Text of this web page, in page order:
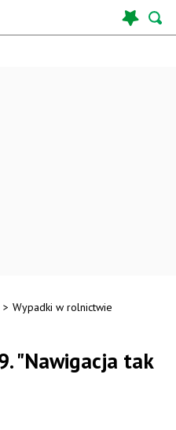
> Wypadki w rolnictwie
"Nawigacja tak